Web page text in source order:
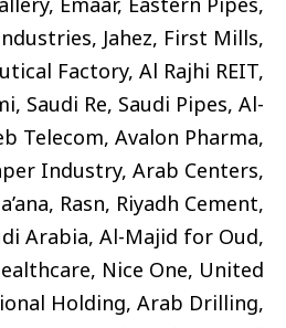
Jahez, First Mills,
Factory, Al Rajhi REIT,
Saudi Re, Saudi Pipes, Al-
Telecom, Avalon Pharma,
Industry, Arab Centers,
Rasn, Riyadh Cement,
Arabia, Al-Majid for Oud,
Nice One, United
Holding, Arab Drilling,